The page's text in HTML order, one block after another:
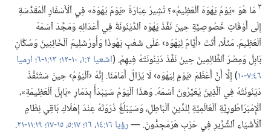
٣مَا هُوَ «يَوْمُ يَهْوَهَ ٱلْعَظِيمُ»؟‏ تُشِيرُ عِبَارَةُ «يَوْمُ يَهْوَهَ» فِي ٱلْأَسْفَارِ ٱلْمُقَدَّسَةِ
إِلَى أَوْقَاتٍ خُصُوصِيَّةٍ حِينَ نَفَّذَ يَهْوَه ٱلدَّيْنُونَةَ فِي أَعْدَائِهِ وَمَجَّدَ ٱسْمَهُ
ٱلْعَظِيمَ.‏ مَثَلًا،‏ أَتَتْ ‹أَيَّامٌ لِيَهْوَه› عَلَى شَعْبِ يَهُوذَا وَأُورُشَلِيمَ ٱلْخَائِنِينَ وَسُكَّانِ
بَابِلَ وَمِصْرَ ٱلظَّالِمِينَ حِينَ نَفَّذَ دَيْنُونَتَهُ فِيهِمْ.‏ (‏اشعيا ٢:‏١،‏
ارميا
٤٦:‏٧-‏١٠
‏)‏ إِلَّا أَنَّ أَعْظَمَ ‹يَوْمٍ لِيَهْوَه› لَا يَزَالُ أَمَامَنَا.‏ إِنَّهُ ‹ٱلْيَوْمُ› حِينَ سَتُنَفَّذُ
دَيْنُونَتُهُ فِي ٱلَّذِينَ يُعَيِّرُونَ ٱسْمَهُ.‏ وَهذَا ٱلْيَوْمُ سَيَبْدَأُ بِدَمَارِ «بَابِلَ ٱلْعَظِيمَةِ»،‏
ٱلْإِمْبَرَاطُورِيَّةِ ٱلْعَالَمِيَّةِ لِلدِّينِ ٱلْبَاطِلِ،‏ وَسَيَبْلُغُ ذُرْوَتَهُ عِنْدَ إِهْلَاكِ بَاقِي نِظَامِ
ٱلْأَشْيَاءِ ٱلشِّرِّيرِ فِي حَرْبِ هَرْمَجِدُّونَ.‏ —‏رؤيا ١٦:‏١٤،‏ ‏.‏